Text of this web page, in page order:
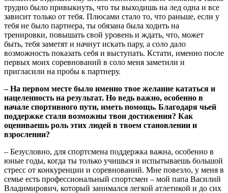
трудно было привыкнуть, что ты выходишь на лед одна и все
зависит только от тебя. Плюсами стало то, что раньше, если у
тебя не было партнера, ты обязана была ходить на
тренировки, повышать свой уровень и ждать, что, может
быть, тебя заметят и начнут искать пару, а соло дало
возможность показать себя и выступать. Кстати, именно после
первых моих соревнований в соло меня заметили и
пригласили на пробы к партнеру.
– На первом месте было именно твое желание кататься и
нацеленность на результат. Но ведь важно, особенно в
начале спортивного пути, иметь помощь. Благодаря чьей
поддержке стали возможны твои достижения? Как
оцениваешь роль этих людей в твоем становлении и
взрослении?
– Безусловно, для спортсмена поддержка важна, особенно в
юные годы, когда ты только учишься и испытываешь большой
стресс от конкуренции и соревнований. Мне повезло, у меня в
семье есть профессиональный спортсмен – мой папа Василий
Владимирович, который занимался легкой атлетикой и до сих